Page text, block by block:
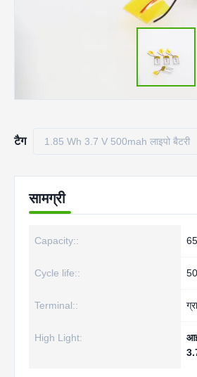
टैग 1.85 Wh 3.7 V 500mah लाइपो बैटरी
सामग्री
Capacity::
Cycle life::
Terminal::
High Light: